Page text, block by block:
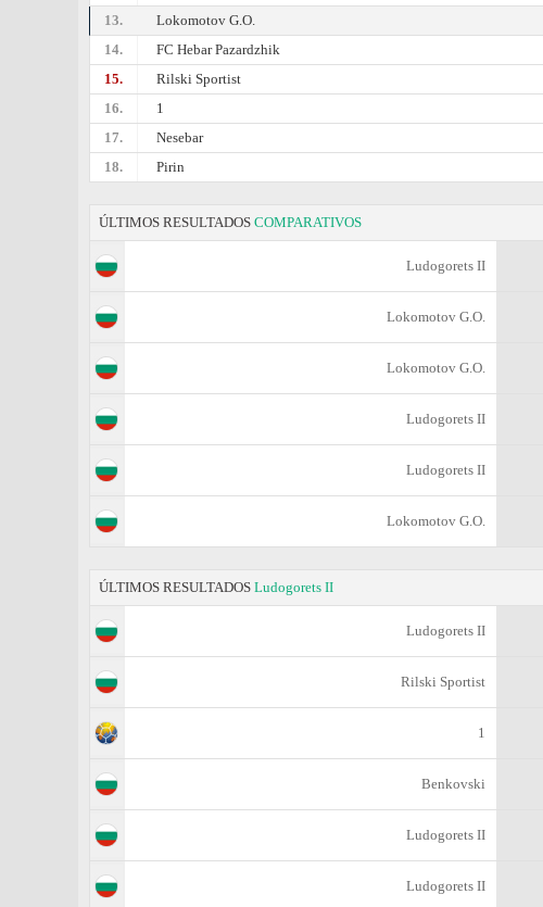
13.
Lokomotov G.O.
14.
FC Hebar Pazardzhik
15.
Rilski Sportist
16.
1
17.
Nesebar
18.
Pirin
ÚLTIMOS RESULTADOS COMPARATIVOS
Ludogorets II
Lokomotov G.O.
Lokomotov G.O.
Ludogorets II
Ludogorets II
Lokomotov G.O.
ÚLTIMOS RESULTADOS Ludogorets II
Ludogorets II
Rilski Sportist
1
Benkovski
Ludogorets II
Ludogorets II